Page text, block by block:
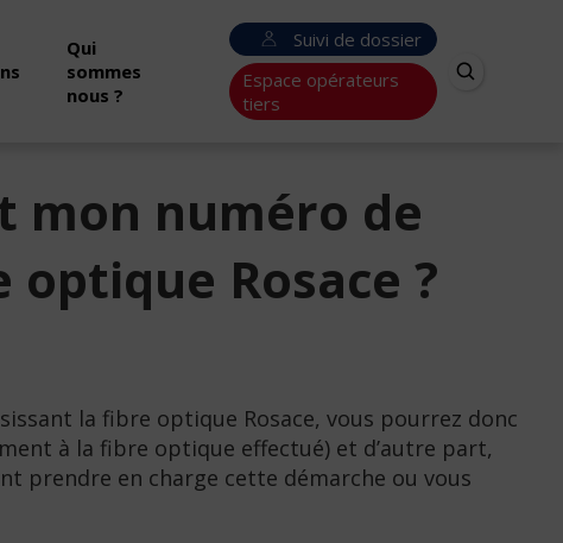
Qui
sommes
nous ?
Suivi de dossier
Espace opérateurs
tiers
mon numéro de
Rosace ?
la fibre optique Rosace, vous pourrez donc
à la fibre optique effectué) et d’autre part,
prendre en charge cette démarche ou vous